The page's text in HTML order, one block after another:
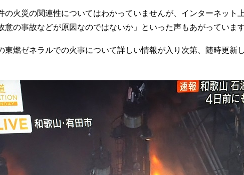
の火災の関連性についてはわかっていませんが、インターネット
意の事故などが原因なのではないか」といった声もあがっています
東燃ゼネラルでの火事について詳しい情報が入り次第、随時更新